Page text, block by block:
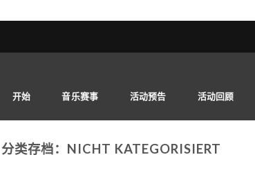
开始 音乐赛事 活动预告 活动回顾
分类存档： NICHT KATEGORISIERT